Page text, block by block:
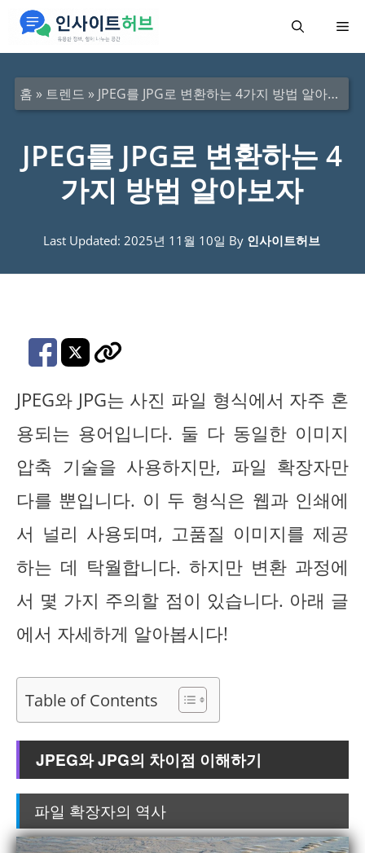
메
홈 » 트렌드 » JPEG를 JPG로 변환하는 4가지 방법 알아보자
JPEG를 JPG로 변환하는 4
가지 방법 알아보자
Last Updated: 2025년 11월 10일 By 인사이트허브
JPEG와 JPG는 사진 파일 형식에서 자주 혼
용되는 용어입니다. 둘 다 동일한 이미지
압축 기술을 사용하지만, 파일 확장자만
다를 뿐입니다. 이 두 형식은 웹과 인쇄에
서 널리 사용되며, 고품질 이미지를 제공
하는 데 탁월합니다. 하지만 변환 과정에
서 몇 가지 주의할 점이 있습니다. 아래 글
에서 자세하게 알아봅시다!
Table of Contents
JPEG와 JPG의 차이점 이해하기
파일 확장자의 역사